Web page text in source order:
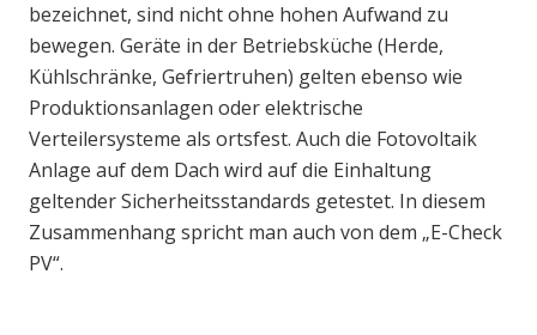
bezeichnet, sind nicht ohne hohen Aufwand zu
bewegen. Geräte in der Betriebsküche (Herde,
Kühlschränke, Gefriertruhen) gelten ebenso wie
Produktionsanlagen oder elektrische
Verteilersysteme als ortsfest. Auch die Fotovoltaik
Anlage auf dem Dach wird auf die Einhaltung
geltender Sicherheitsstandards getestet. In diesem
Zusammenhang spricht man auch von dem „E-Check
PV“.